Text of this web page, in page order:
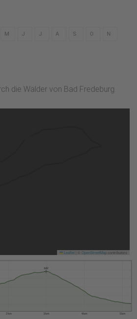
M J J A S O N
die Wälder von Bad Fredeburg.
Leaflet OpenStreetMapcontributors
2 km 3 km 4 km 5 km
642